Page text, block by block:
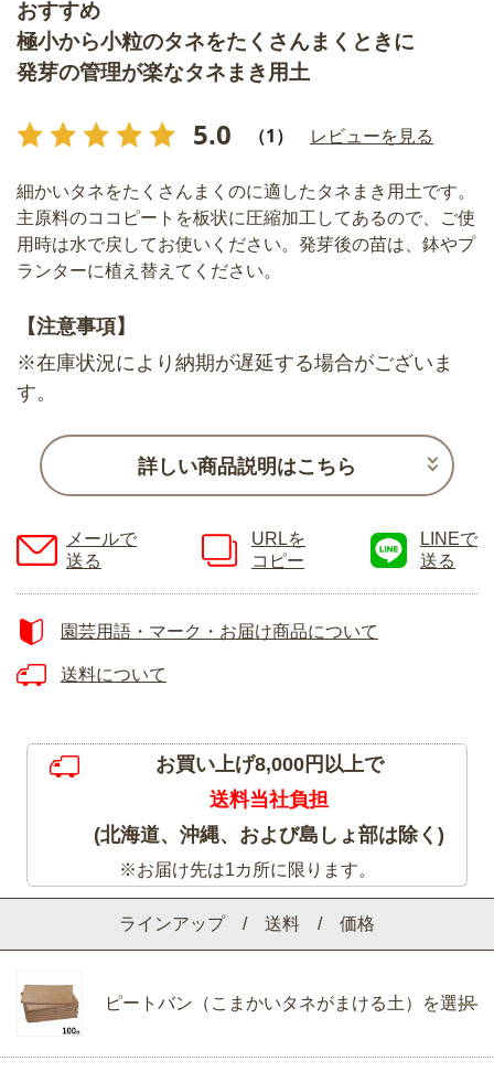
おすすめ
極小から小粒のタネをたくさんまくときに
発芽の管理が楽なタネまき用土
5.0 （1） レビューを見る
ラインアップ / 送料 / 価格
ピートバン（こまかいタネがまける土）を選択
細かいタネをたくさんまくのに適したタネまき用土です。
主原料のココピートを板状に圧縮加工してあるので、ご使
用時は水で戻してお使いください。発芽後の苗は、鉢やプ
ランターに植え替えてください。
【注意事項】
※在庫状況により納期が遅延する場合がございま
す。
詳しい商品説明はこちら
メールで
送る
URLを
コピー
LINEで
送る
園芸用語・マーク・お届け商品について
送料について
お買い上げ8,000円以上で
送料当社負担
(北海道、沖縄、および島しょ部は除く)
※お届け先は1カ所に限ります。